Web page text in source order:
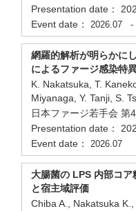
Presentation date：
Event date： 2026.07 -
網羅的解析が明らかに
によるファージ感染特
K. Nakatsuka, T.
Miyanaga, Y. Tanji, S.
日本ファージ若手会 第
Presentation date：
Event date： 2026.07
大腸菌の LPS 内部コ
と宿主域評価
Chiba A., Nakatsuka K.,